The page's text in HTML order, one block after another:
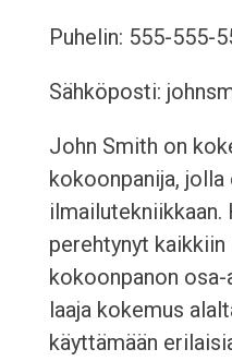
Puhelin: 555-555-
Sähköposti:
John Smith on
kokoonpanija,
ilmailutekniikkaan.
perehtynyt
kokoonpanon osa-
laaja kokemus
käyttämään